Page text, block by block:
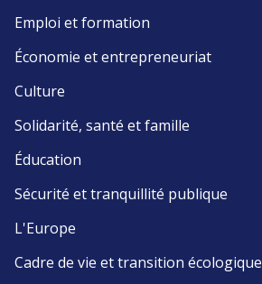
Emploi et formation
Économie et entrepreneuriat
Culture
Solidarité, santé et famille
Éducation
Sécurité et tranquillité publique
L'Europe
Cadre de vie et transition écologique